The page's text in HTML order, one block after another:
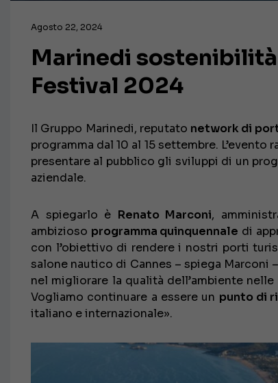
Agosto 22, 2024
Marinedi
Festival 2024
Il Gruppo Marinedi, reputato network di
programma dal 10 al 15 settembre.
presentare al pubblico gli sviluppi di un
aziendale.
A spiegarlo è Renato Marconi,
ambizioso programma quinquennale di
con l’obiettivo di rendere i nostri porti
salone nautico di Cannes – spiega Marconi
nel migliorare la qualità dell’ambiente nelle
Vogliamo continuare a essere un punto di
italiano e internazionale».